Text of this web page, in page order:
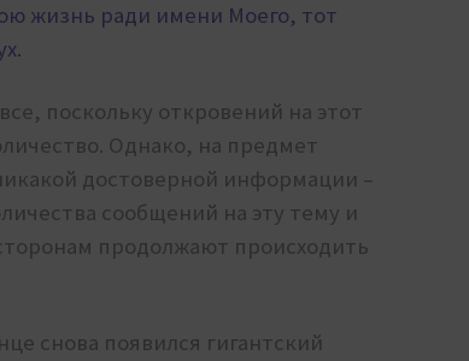
жизнь ради имени Моего, тот
поскольку откровений на этот
Однако, на предмет
достоверной информации –
сообщений на эту тему и
продолжают происходить
снова появился гигантский